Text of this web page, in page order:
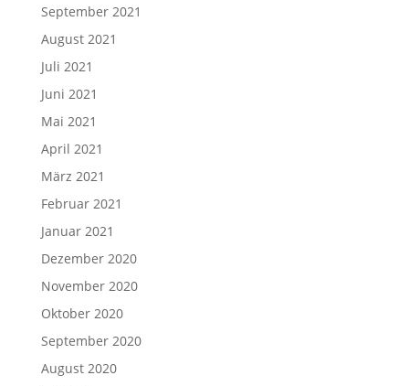
September 2021
August 2021
Juli 2021
Juni 2021
Mai 2021
April 2021
März 2021
Februar 2021
Januar 2021
Dezember 2020
November 2020
Oktober 2020
September 2020
August 2020